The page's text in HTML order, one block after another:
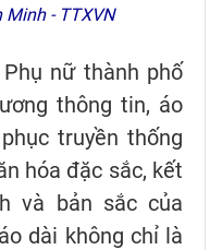
Minh - TTXVN
nữ thành phố
thông tin, áo
truyền thống
hóa đặc sắc, kết
và bản sắc của
dài không chỉ là